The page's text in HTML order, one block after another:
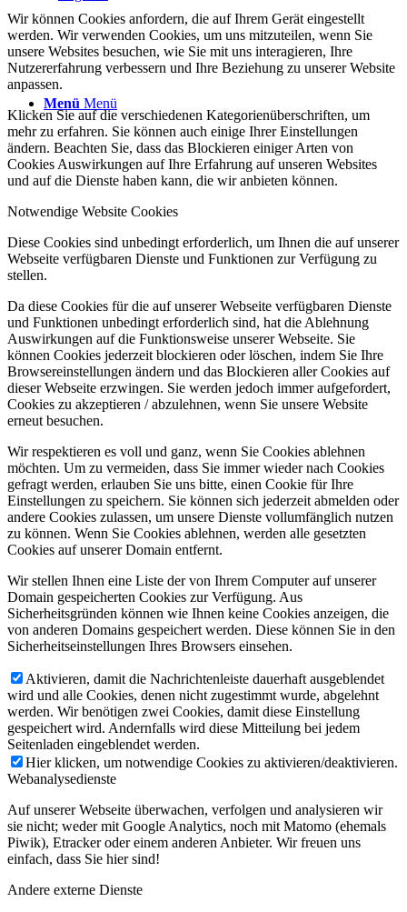
Menü Menü
Wir können Cookies anfordern, die auf Ihrem Gerät eingestellt
werden. Wir verwenden Cookies, um uns mitzuteilen, wenn Sie
unsere Websites besuchen, wie Sie mit uns interagieren, Ihre
Nutzererfahrung verbessern und Ihre Beziehung zu unserer Website
anpassen.
Klicken Sie auf die verschiedenen Kategorienüberschriften, um
mehr zu erfahren. Sie können auch einige Ihrer Einstellungen
ändern. Beachten Sie, dass das Blockieren einiger Arten von
Cookies Auswirkungen auf Ihre Erfahrung auf unseren Websites
und auf die Dienste haben kann, die wir anbieten können.
Notwendige Website Cookies
Diese Cookies sind unbedingt erforderlich, um Ihnen die auf unserer
Webseite verfügbaren Dienste und Funktionen zur Verfügung zu
stellen.
Da diese Cookies für die auf unserer Webseite verfügbaren Dienste
und Funktionen unbedingt erforderlich sind, hat die Ablehnung
Auswirkungen auf die Funktionsweise unserer Webseite. Sie
können Cookies jederzeit blockieren oder löschen, indem Sie Ihre
Browsereinstellungen ändern und das Blockieren aller Cookies auf
dieser Webseite erzwingen. Sie werden jedoch immer aufgefordert,
Cookies zu akzeptieren / abzulehnen, wenn Sie unsere Website
erneut besuchen.
Wir respektieren es voll und ganz, wenn Sie Cookies ablehnen
möchten. Um zu vermeiden, dass Sie immer wieder nach Cookies
gefragt werden, erlauben Sie uns bitte, einen Cookie für Ihre
Einstellungen zu speichern. Sie können sich jederzeit abmelden oder
andere Cookies zulassen, um unsere Dienste vollumfänglich nutzen
zu können. Wenn Sie Cookies ablehnen, werden alle gesetzten
Cookies auf unserer Domain entfernt.
Wir stellen Ihnen eine Liste der von Ihrem Computer auf unserer
Domain gespeicherten Cookies zur Verfügung. Aus
Sicherheitsgründen können wie Ihnen keine Cookies anzeigen, die
von anderen Domains gespeichert werden. Diese können Sie in den
Sicherheitseinstellungen Ihres Browsers einsehen.
Aktivieren, damit die Nachrichtenleiste dauerhaft ausgeblendet
wird und alle Cookies, denen nicht zugestimmt wurde, abgelehnt
werden. Wir benötigen zwei Cookies, damit diese Einstellung
gespeichert wird. Andernfalls wird diese Mitteilung bei jedem
Seitenladen eingeblendet werden.
Hier klicken, um notwendige Cookies zu aktivieren/deaktivieren.
Webanalysedienste
Auf unserer Webseite überwachen, verfolgen und analysieren wir
sie nicht; weder mit Google Analytics, noch mit Matomo (ehemals
Piwik), Etracker oder einem anderen Anbieter. Wir freuen uns
einfach, dass Sie hier sind!
Andere externe Dienste